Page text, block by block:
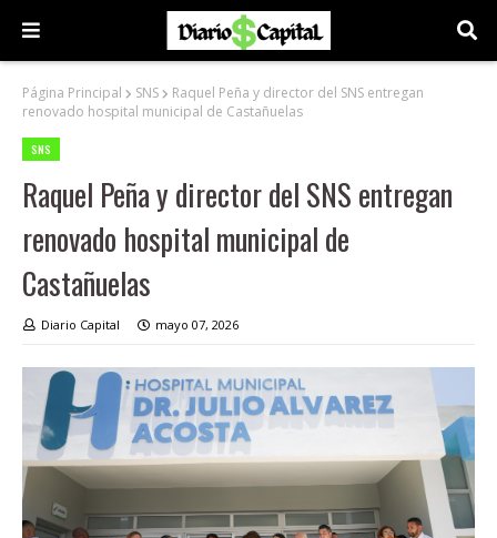
Página Principal SNS
Raquel Peña y director del SNS entregan
renovado hospital municipal de Castañuelas
SNS
Raquel Peña y director del SNS entregan
renovado hospital municipal de
Castañuelas
Diario Capital mayo 07, 2026